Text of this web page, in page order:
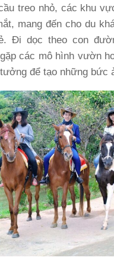
treo nhỏ, các khu
mang đến cho du
Đi dọc theo con
các mô hình vườn
để tạo những bức